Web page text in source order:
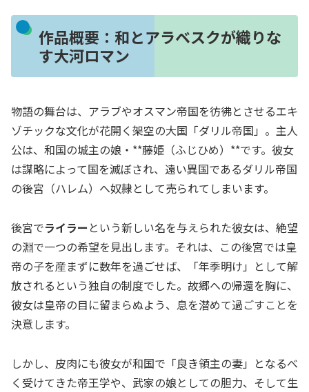
作品概要：和とアラベスクが織りな
す大河ロマン
物語の舞台は、アラブやオスマン帝国を彷彿とさせるエキ
ゾチックな文化が花開く架空の大国「ダリル帝国」。主人
公は、和国の城主の娘・**藤姫（ふじひめ）**です。彼女
は謀略によって国を滅ぼされ、遠い異国であるダリル帝国
の後宮（ハレム）へ奴隷として売られてしまいます。
後宮でライラー という新しい名を与えられた彼女は、絶望
の淵で一つの希望を見出します。それは、この後宮では皇
帝の子を産まずに数年を過ごせば、「年季明け」として解
放されるという独自の制度でした。故郷への帰還を胸に、
彼女は皇帝の目に留まらぬよう、息を潜めて過ごすことを
決意します。
しかし、皮肉にも彼女が和国で「良き領主の妻」となるべ
く受けてきた帝王学や、武家の娘としての胆力、そして生